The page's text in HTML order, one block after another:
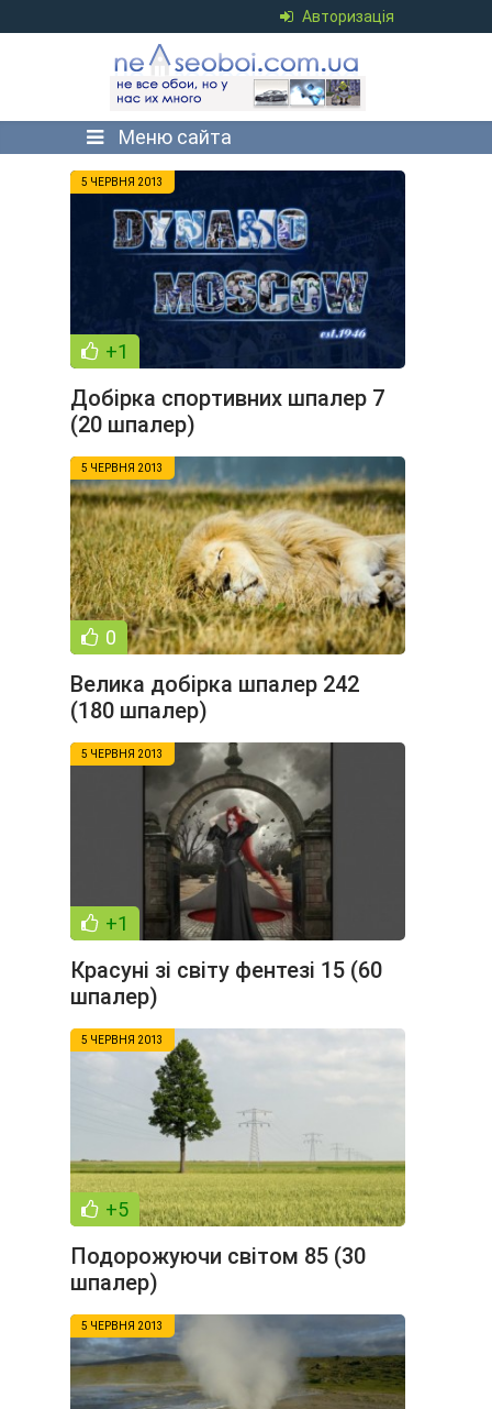
Авторизація
Меню сайта
5 ЧЕРВНЯ 2013
+1
Добірка спортивних шпалер 7
(20 шпалер)
5 ЧЕРВНЯ 2013
0
Велика добірка шпалер 242
(180 шпалер)
5 ЧЕРВНЯ 2013
+1
Красуні зі світу фентезі 15 (60
шпалер)
5 ЧЕРВНЯ 2013
+5
Подорожуючи світом 85 (30
шпалер)
5 ЧЕРВНЯ 2013